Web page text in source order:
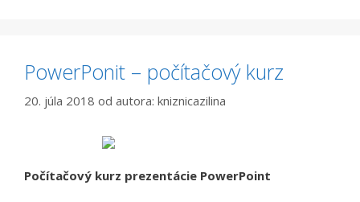
PowerPonit – počítačový kurz
20. júla 2018 od autora: kniznicazilina
Počítačový kurz prezentácie PowerPoint